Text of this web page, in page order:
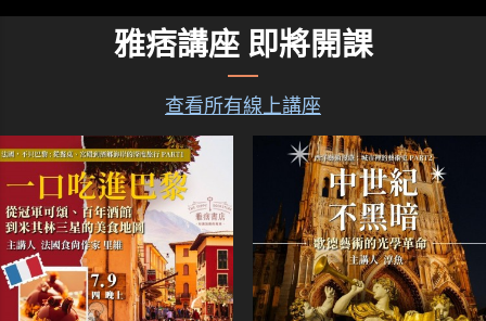
雅痞講座 即將開課
查看所有線上講座